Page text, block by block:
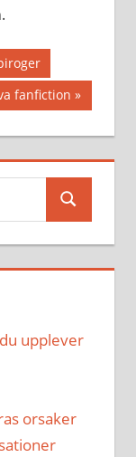
fanfiction
Sök
upplever
orsaker